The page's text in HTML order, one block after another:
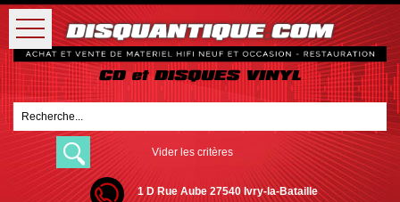
Vider les critères
1 D Rue Aube 27540 Ivry-la-Bataille